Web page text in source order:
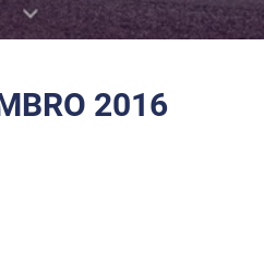
2016